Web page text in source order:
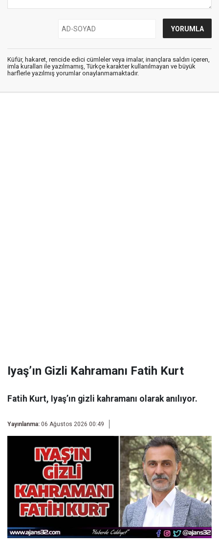
Küfür, hakaret, rencide edici cümleler veya imalar, inançlara saldırı içeren,
imla kuralları ile yazılmamış, Türkçe karakter kullanılmayan ve büyük
harflerle yazılmış yorumlar onaylanmamaktadır.
Iyaş’ın Gizli Kahramanı Fatih Kurt
Fatih Kurt, Iyaş’ın gizli kahramanı olarak anılıyor.
Yayınlanma: 06 Ağustos 2026 00:49